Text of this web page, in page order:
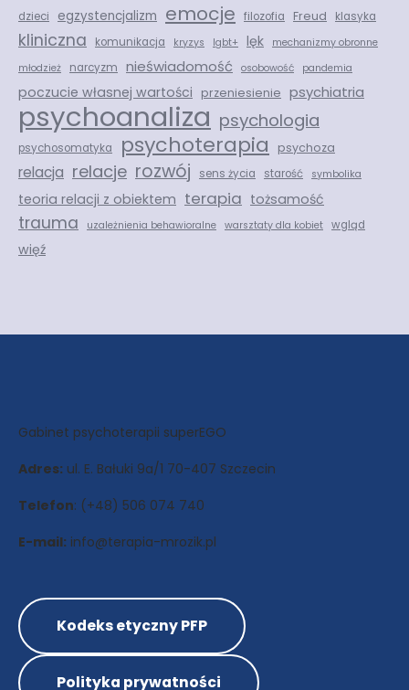
dzieci egzystencjalizm emocje filozofia Freud klasyka
kliniczna komunikacja kryzys lgbt+ lęk
mechanizmy obronne
młodzież
narcyzm nieświadomość osobowość pandemia
poczucie własnej wartości przeniesienie psychiatria
psychoanaliza psychologia
psychosomatyka psychoterapia psychoza
relacja relacje rozwój sens życia starość symbolika
teoria relacji z obiektem terapia tożsamość
trauma uzależnienia behawioralne warsztaty dla kobiet wgląd
więź
Gabinet psychoterapii superEGO
Adres: ul. E. Bałuki 9a/1 70-407 Szczecin
Telefon: (+48) 506 074 740
E-mail: info@terapia-mrozik.pl
Kodeks etyczny PFP
Polityka prywatności